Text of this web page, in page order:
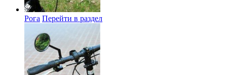
Рога Перейти в раздел